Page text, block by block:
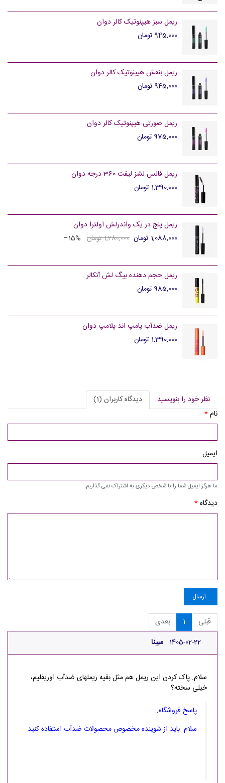
ریمل سبز هیپنوتیک کالر دوان
945,000 تومان
ریمل بنفش هیپنوتیک کالر دوان
945,000 تومان
ریمل صورتی هیپنوتیک کالر دوان
975,000 تومان
ریمل فالس لشز لیفت 360 درجه دوان
1,390,000 تومان
ریمل پنج در یک واندرلش اولترا دوان
1,088,000 تومان
1,280,000 تومان ‎−15%
ریمل حجم دهنده بیگ لش آنکالر
985,000 تومان
ریمل ضدآب پامپ اند پلامپ دوان
1,390,000 تومان
نظر خود را بنویسید
دیدگاه کاربران (1)
نام*
ایمیل
ما هرگز ایمیل شما را با شخص دیگری به اشتراک نمی گذاریم.
دیدگاه*
ارسال
قبلی 1
بعدی
مبینا 1405-02-22
سلام. پاک کردن این ریمل هم مثل بقیه ریملهای ضدآب اوریفلیم،
خیلی سخته؟
پاسخ فروشگاه:
سلام. باید از شوینده مخصوص محصولات ضدآب استفاده کنید